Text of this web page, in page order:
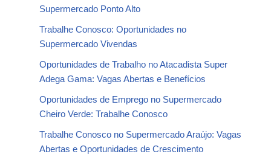
Supermercado Ponto Alto
Trabalhe Conosco: Oportunidades no
Supermercado Vivendas
Oportunidades de Trabalho no Atacadista Super
Adega Gama: Vagas Abertas e Benefícios
Oportunidades de Emprego no Supermercado
Cheiro Verde: Trabalhe Conosco
Trabalhe Conosco no Supermercado Araújo: Vagas
Abertas e Oportunidades de Crescimento